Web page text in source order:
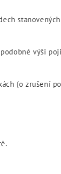
výši
(o zrušení